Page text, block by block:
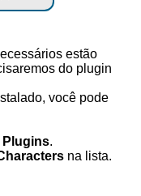
estão
do plugin
você pode
Plugins.
na lista.